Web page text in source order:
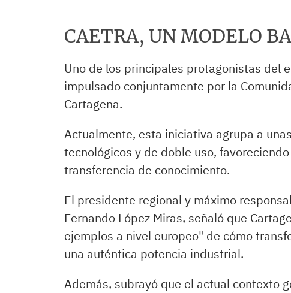
CAETRA, UN MODELO
Uno de los principales protagonistas del
impulsado conjuntamente por la
Cartagena.
Actualmente, esta iniciativa agrupa a
tecnológicos y de doble uso,
transferencia de conocimiento.
El presidente regional y máximo
Fernando López Miras, señaló que
ejemplos a nivel europeo" de cómo
una auténtica potencia industrial.
Además, subrayó que el actual contexto